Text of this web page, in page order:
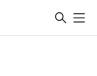
메